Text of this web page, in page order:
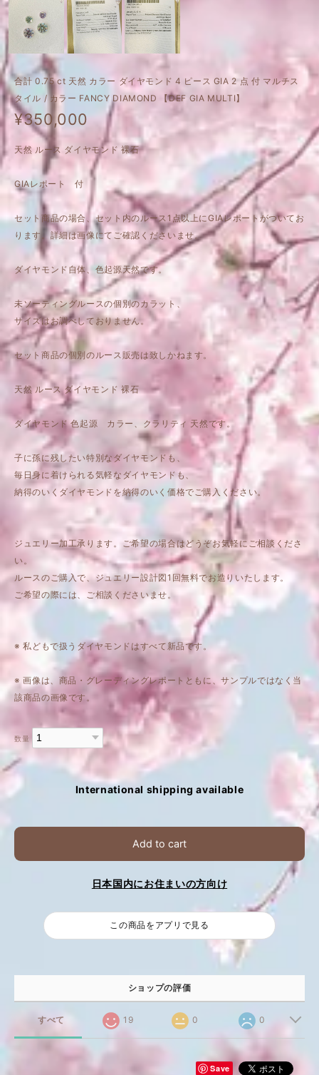
合計 0.75 ct 天然 カラー ダイヤモンド 4 ピース GIA 2 点 付 マルチス
タイル / カラー FANCY DIAMOND 【DEF GIA MULTI】
¥350,000
天然 ルース ダイヤモンド 裸石
GIAレポート 付
セット商品の場合、セット内のルース1点以上にGIAレポートがついてお
ります。詳細は画像にてご確認くださいませ。
ダイヤモンド自体、色起源天然です。
未ソーティングルースの個別のカラット、
サイズはお調べしておりません。
セット商品の個別のルース販売は致しかねます。
天然 ルース ダイヤモンド 裸石
ダイヤモンド 色起源 カラー、クラリティ 天然です。
子に孫に残したい特別なダイヤモンドも、
毎日身に着けられる気軽なダイヤモンドも、
納得のいくダイヤモンドを納得のいく価格でご購入ください。
ジュエリー加工承ります。ご希望の場合はどうぞお気軽にご相談くださ
い。
ルースのご購入で、ジュエリー設計図1回無料でお造りいたします。
ご希望の際には、ご相談くださいませ。
※ 私どもで扱うダイヤモンドはすべて新品です。
※ 画像は、商品・グレーディングレポートともに、サンプルではなく当
該商品の画像です。
数量
International shipping available
Add to cart
日本国内にお住まいの方向け
この商品をアプリで見る
ショップの評価
すべて 19 0 0
Save